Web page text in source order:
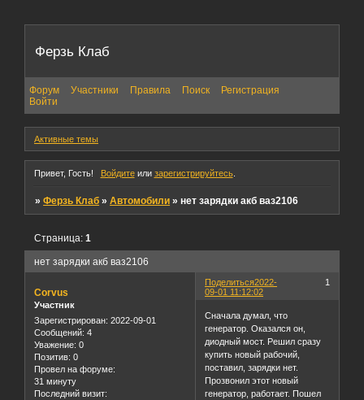
Ферзь Клаб
Форум Участники Правила Поиск
Регистрация
Войти
Активные темы
Привет, Гость! Войдитеили зарегистрируйтесь.
»Ферзь Клаб »Автомобили »нет зарядки акб ваз2106
нет зарядки акб ваз2106
Страница:1
Поделиться 1
2022-
09-01 11:12:02
Corvus
Участник
Зарегистрирован: 2022-09-01
Сообщений: 4
Уважение: 0
Позитив: 0
Провел на форуме:
31 минуту
Последний визит:
Сначала думал, что
генератор. Оказался он,
диодный мост. Решил сразу
купить новый рабочий,
поставил, зарядки нет.
Прозвонил этот новый
генератор, работает. Пошел